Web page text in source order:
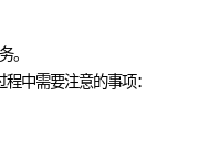
。
中需要注意的事项：